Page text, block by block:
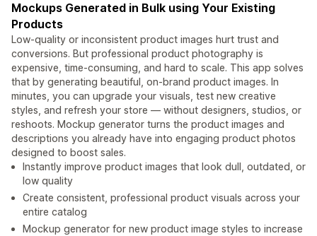
Mockups Generated in Bulk using Your Existing
Products
Low-quality or inconsistent product images hurt trust and
conversions. But professional product photography is
expensive, time-consuming, and hard to scale. This app solves
that by generating beautiful, on-brand product images. In
minutes, you can upgrade your visuals, test new creative
styles, and refresh your store — without designers, studios, or
reshoots. Mockup generator turns the product images and
descriptions you already have into engaging product photos
designed to boost sales.
Instantly improve product images that look dull, outdated, or
low quality
Create consistent, professional product visuals across your
entire catalog
Mockup generator for new product image styles to increase